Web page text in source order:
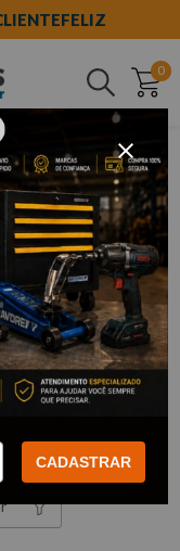
0
Buscar
de
é o seu destino
alta qualidade.
para atender
básicas até
CADASTRAR